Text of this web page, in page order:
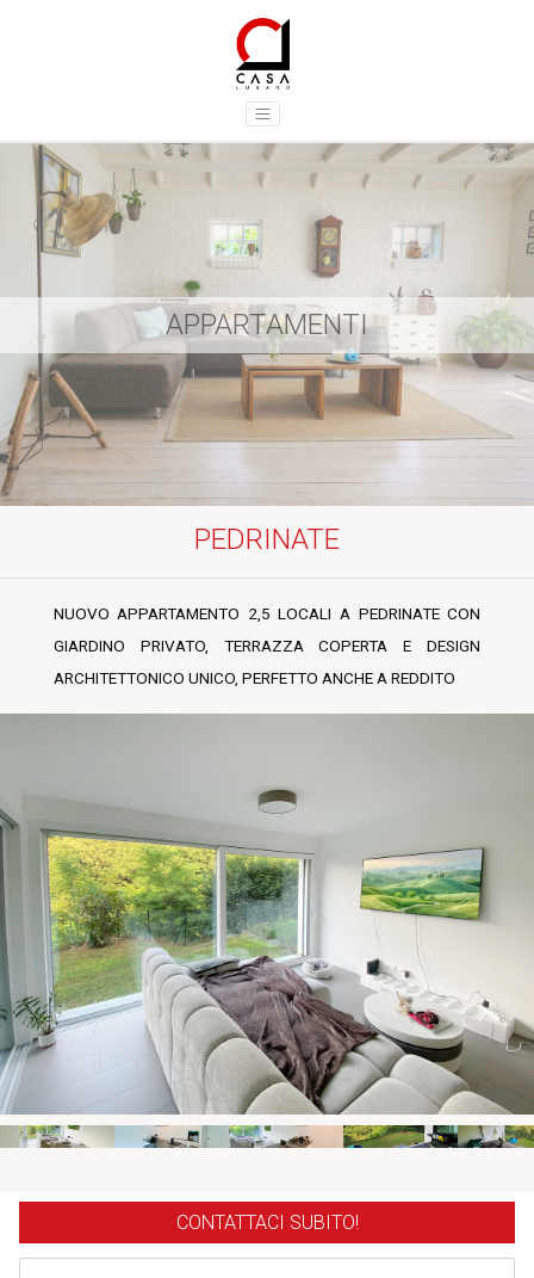
APPARTAMENTI
PEDRINATE
NUOVO APPARTAMENTO 2,5 LOCALI A PEDRINATE CON
GIARDINO PRIVATO, TERRAZZA COPERTA E DESIGN
ARCHITETTONICO UNICO, PERFETTO ANCHE A REDDITO
CONTATTACI SUBITO!